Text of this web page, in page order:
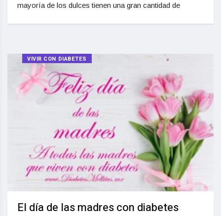
mayoría de los dulces tienen una gran cantidad de
VIVIR CON DIABETES
El día de las madres con diabetes